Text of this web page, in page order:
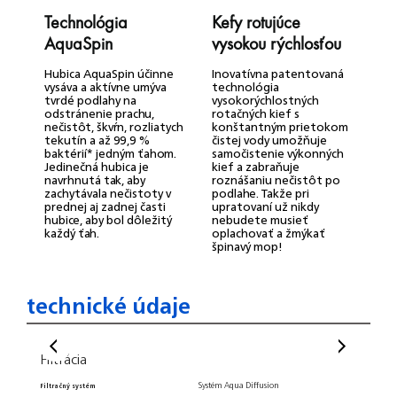
Technológia
AquaSpin
Hubica AquaSpin účinne
vysáva a aktívne umýva
tvrdé podlahy na
odstránenie prachu,
nečistôt, škvŕn, rozliatych
tekutín a až 99,9 %
baktérií* jedným ťahom.
Jedinečná hubica je
navrhnutá tak, aby
zachytávala nečistoty v
prednej aj zadnej časti
hubice, aby bol dôležitý
každý ťah.
Kefy rotujúce
vysokou rýchlosťou
Inovatívna patentovaná
technológia
vysokorýchlostných
rotačných kief s
konštantným prietokom
čistej vody umožňuje
samočistenie výkonných
kief a zabraňuje
roznášaniu nečistôt po
podlahe. Takže pri
upratovaní už nikdy
nebudete musieť
oplachovať a žmýkať
špinavý mop!
technické údaje
Filtrácia
Filtračný systém Systém Aqua Diffusion